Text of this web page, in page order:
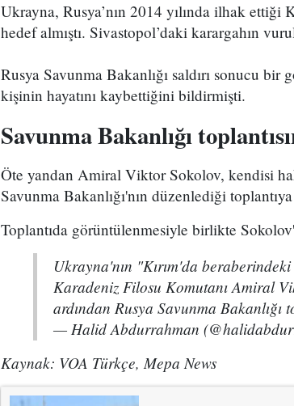
Ukrayna, Rusya’nın 2014 yılında ilhak ettiği
hedef almıştı. Sivastopol’daki karargahın
Rusya Savunma Bakanlığı saldırı sonucu
kişinin hayatını kaybettiğini bildirmişti.
Savunma Bakanlığı
Öte yandan Amiral Viktor Sokolov, kendisi
Savunma Bakanlığı'nın düzenlediği toplantıya
Toplantıda görüntülenmesiyle birlikte
Ukrayna'nın "Kırım'da
Karadeniz Filosu Komutanı Amiral
ardından Rusya Savunma Bakanlığı
— Halid Abdurrahman
Kaynak: VOA Türkçe, Mepa News